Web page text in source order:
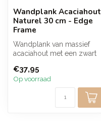
Wandplank Acaciahout
Naturel 30 cm - Edge
Frame
Wandplank van massief
acaciahout met een zwart
boom...
€37,95
Op voorraad